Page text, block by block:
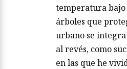
temperatura bajo
árboles que
urbano se
al revés, como
en las que he